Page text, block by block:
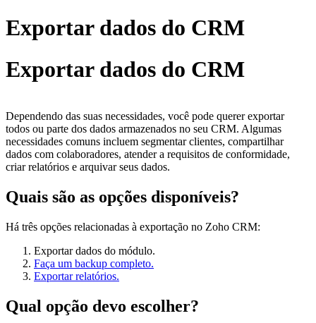
Exportar dados do CRM
Exportar dados do CRM
Dependendo das suas necessidades, você pode querer exportar
todos ou parte dos dados armazenados no seu CRM. Algumas
necessidades comuns incluem segmentar clientes, compartilhar
dados com colaboradores, atender a requisitos de conformidade,
criar relatórios e arquivar seus dados.
Quais são as opções disponíveis?
Há três opções relacionadas à exportação no Zoho CRM:
Exportar dados do módulo.
Faça um backup completo.
Exportar relatórios.
Qual opção devo escolher?